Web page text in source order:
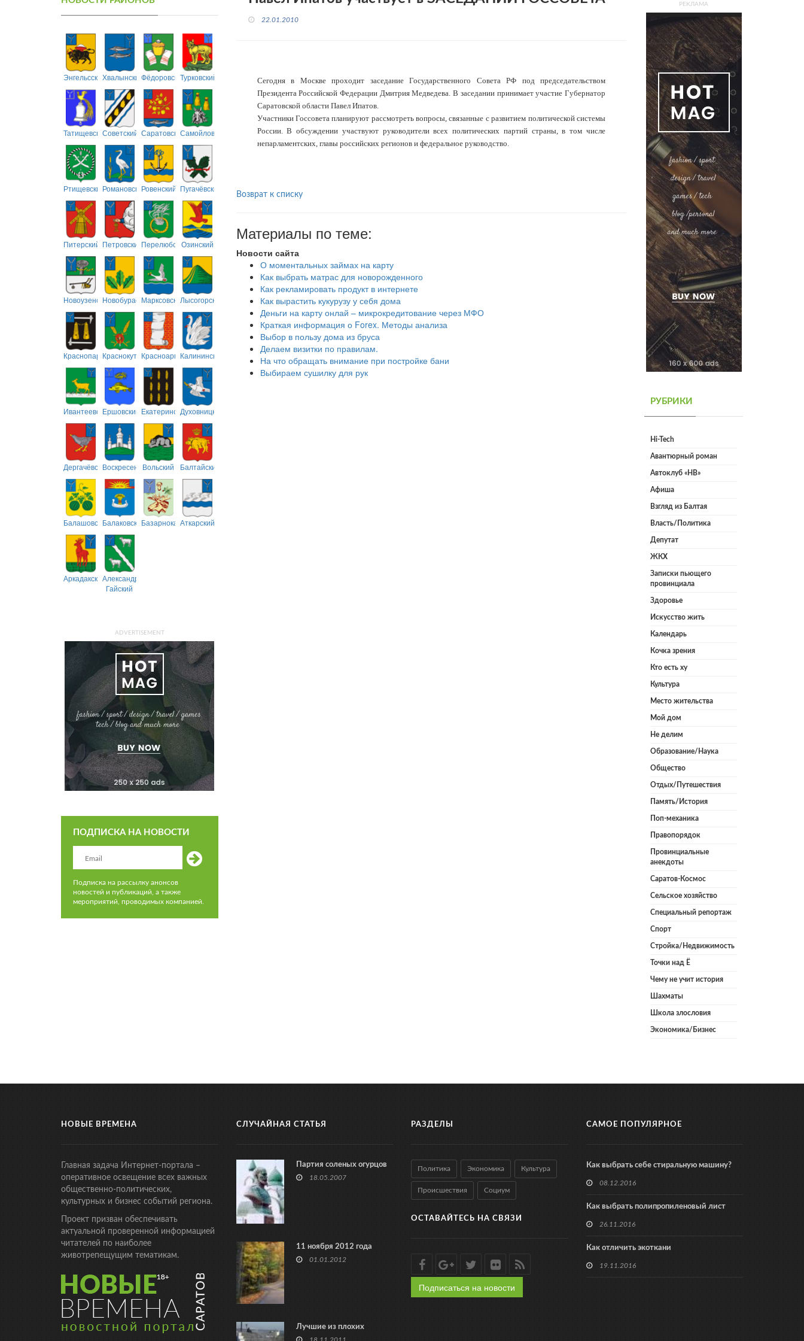
ЭнгельсскийХвалынскийФёдоровскийТурковский
ТатищевскийСоветский СаратовскийСамойловский
РтищевскийРомановскийРовенский Пугачёвский
Питерский ПетровскийПерелюбскийОзинский
НовоузенскийНовобурасскийМарксовскийЛысогорский
Краснопартизанский
КраснокутскийКрасноармейский
Калининский
ИвантеевскийЕршовский ЕкатериновскийДуховницкий
ДергачёвскийВоскресенскийВольский Балтайский
БалашовскийБалаковскийБазарнокарабулакский
Аткарский
АркадакскийАлександрово-
Гайский
ADVERTISEMENT
ПОДПИСКА НА НОВОСТИ
Подписка на рассылку анонсов
новостей и публикаций, а также
мероприятий, проводимых компанией.
22.01.2010
Сегодня в Москве проходит заседание Государственного Совета РФ под председательством
Президента Российской Федерации Дмитрия Медведева. В заседании принимает участие Губернатор
Саратовской области Павел Ипатов.
Участники Госсовета планируют рассмотреть вопросы, связанные с развитием политической системы
России. В обсуждении участвуют руководители всех политических партий страны, в том числе
непарламентских, главы российских регионов и федеральное руководство.
Возврат к списку
Материалы по теме:
Новости сайта
О моментальных займах на карту
Как выбрать матрас для новорожденного
Как рекламировать продукт в интернете
Как вырастить кукурузу у себя дома
Деньги на карту онлай – микрокредитование через МФО
Краткая информация о Forex. Методы анализа
Выбор в пользу дома из бруса
Делаем визитки по правилам.
На что обращать внимание при постройке бани
Выбираем сушилку для рук
РЕКЛАМА
РУБРИКИ
Hi-Tech
Авантюрный роман
Автоклуб «НВ»
Афиша
Взгляд из Балтая
Власть/Политика
Депутат
ЖКХ
Записки пьющего
провинциала
Здоровье
Искусство жить
Календарь
Кочка зрения
Кто есть ху
Культура
Место жительства
Мой дом
Не делим
Образование/Наука
Общество
Отдых/Путешествия
Память/История
Поп-механика
Правопорядок
Провинциальные
анекдоты
Саратов-Космос
Сельское хозяйство
Специальный репортаж
Спорт
Стройка/Недвижимость
Точки над Ё
Чему не учит история
Шахматы
Школа злословия
Экономика/Бизнес
НОВЫЕ ВРЕМЕНА
Главная задача Интернет-портала –
оперативное освещение всех важных
общественно-политических,
культурных и бизнес событий региона.
Проект призван обеспечивать
актуальной проверенной информацией
читателей по наиболее
животрепещущим тематикам.
СЛУЧАЙНАЯ СТАТЬЯ
Партия соленых огурцов
18.05.2007
11 ноября 2012 года
01.01.2012
Лучшие из плохих
РАЗДЕЛЫ
Политика Экономика Культура
Происшествия Социум
ОСТАВАЙТЕСЬ НА СВЯЗИ
Подписаться на новости
САМОЕ ПОПУЛЯРНОЕ
Как выбрать себе стиральную машину?
08.12.2016
Как выбрать полипропиленовый лист
26.11.2016
Как отличить экоткани
19.11.2016